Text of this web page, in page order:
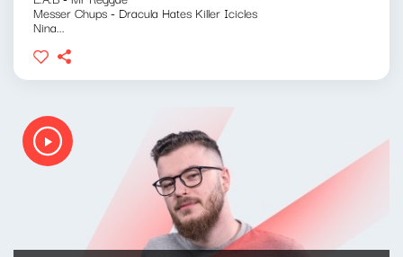
Messer Chups - Dracula Hates Killer Icicles
Nina...